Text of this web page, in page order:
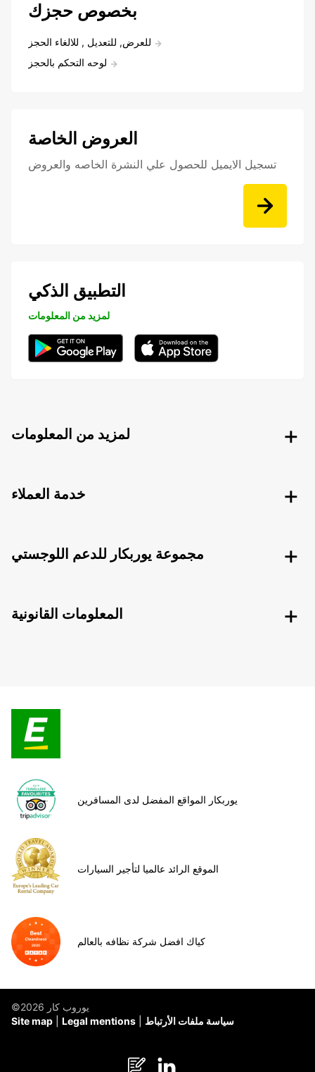
بخصوص حجزك
للعرض, للتعديل , للالغاء الحجز
لوحه التحكم بالحجز
العروض الخاصة
تسجيل الايميل للحصول علي النشرة الخاصه والعروض
التطبيق الذكي
لمزيد من المعلومات
لمزيد من المعلومات
خدمة العملاء
مجموعة يوربكار للدعم اللوجستي
المعلومات القانونية
يوربكار المواقع المفضل لدى المسافرين
الموقع الرائد عالميا لتأجير السيارات
كياك افضل شركة نظافه بالعالم
©يوروب كار 2026
Site map
Legal mentions سياسة ملفات الأرتباط